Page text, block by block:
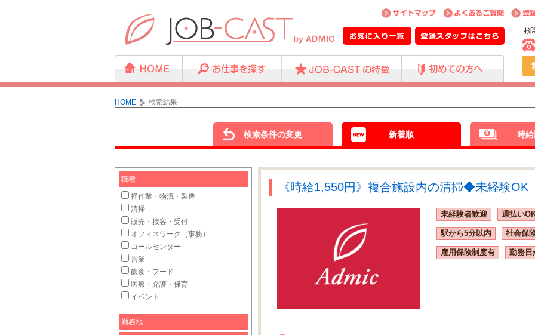
HOME 検索結果
検索条件の変更 新着順 時
《時給1,550円》複合施設内の清掃◆未経験OK
未経験者歓迎 週払い
駅から5分以内 社会保
雇用保険制度有 勤務日
職種
軽作業・物流・製造
清掃
販売・接客・受付
オフィスワーク（事務）
コールセンター
営業
飲食・フード
医療・介護・保育
イベント
勤務地